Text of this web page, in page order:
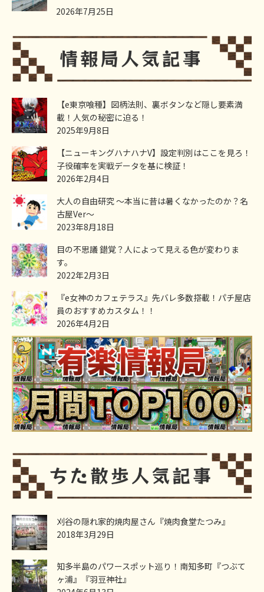
2026年7月25日
【e東京喰種】図柄法則、裏ボタンなど隠し要素満
載！人気の秘密に迫る！
2025年9月8日
【ニューキングハナハナV】設定判別はここを見ろ！
子役確率を実戦データを基に検証！
2026年2月4日
大人の自由研究 ～本当に昔は暑くなかったのか？名
古屋Ver～
2023年8月18日
目の不思議 錯覚？人によって見える色が変わりま
す。
2022年2月3日
『e女神のカフェテラス』先バレ多数搭載！パチ屋店
員のおすすめカスタム！！
2026年4月2日
刈谷の隠れ家的焼肉屋さん『焼肉食堂たつみ』
2018年3月29日
知多半島のパワースポット巡り！南知多町『つぶて
ヶ浦』『羽豆神社』